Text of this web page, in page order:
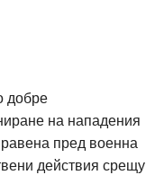
добре
на нападения
пред военна
действия срещу